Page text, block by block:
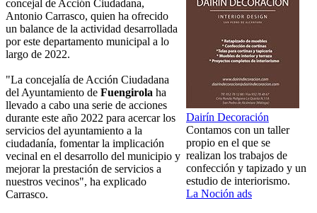
Dairín Decoración
Contamos con un taller
propio en el que se
realizan los trabajos de
confección y tapizado y un
estudio de interiorismo.
La Noción ads
concejal de Acción Ciudadana,
Antonio Carrasco, quien ha ofrecido
un balance de la actividad desarrollada
por este departamento municipal a lo
largo de 2022.
"La concejalía de Acción Ciudadana
del Ayuntamiento de Fuengirola ha
llevado a cabo una serie de acciones
durante este año 2022 para acercar los
servicios del ayuntamiento a la
ciudadanía, fomentar la implicación
vecinal en el desarrollo del municipio y
mejorar la prestación de servicios a
nuestros vecinos", ha explicado
Carrasco.